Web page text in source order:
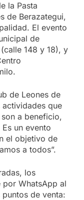
la Pasta
de Berazategui,
El evento
de
148 y 18), y
de Leones de
actividades que
a beneficio,
un evento
el objetivo de
a todos”.
los
por WhatsApp al
de venta: